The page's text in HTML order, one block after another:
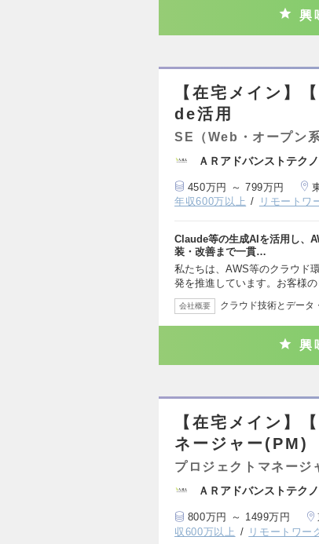
興
【在宅メイン】
de活用
SE（Web・オープン系
ＡＲアドバンストテク
450万円 ～ 799万円
年収600万以上
リモートワ
Claude等の生成AIを活用し、
装・改善まで一貫…
私たちは、AWS等のクラウド
発を推進しています。お客様
会社概要 クラウド技術とデータ
興
【在宅メイン】
ネージャー(PM)
プロジェクトマネージ
ＡＲアドバンストテク
800万円 ～ 1499万円
収600万以上
リモートワー